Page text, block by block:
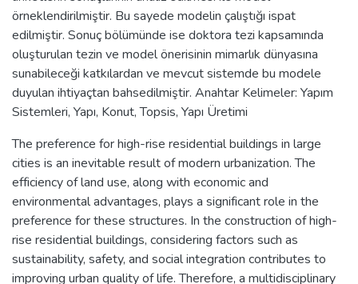
örneklendirilmiştir. Bu sayede modelin çalıştığı ispat
edilmiştir. Sonuç bölümünde ise doktora tezi kapsamında
oluşturulan tezin ve model önerisinin mimarlık dünyasına
sunabileceği katkılardan ve mevcut sistemde bu modele
duyulan ihtiyaçtan bahsedilmiştir. Anahtar Kelimeler: Yapım
Sistemleri, Yapı, Konut, Topsis, Yapı Üretimi
The preference for high-rise residential buildings in large
cities is an inevitable result of modern urbanization. The
efficiency of land use, along with economic and
environmental advantages, plays a significant role in the
preference for these structures. In the construction of high-
rise residential buildings, considering factors such as
sustainability, safety, and social integration contributes to
improving urban quality of life. Therefore, a multidisciplinary